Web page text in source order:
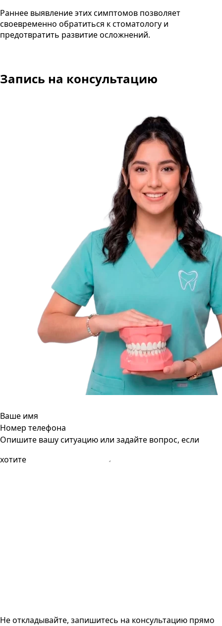
Раннее выявление этих симптомов позволяет
своевременно обратиться к стоматологу и
предотвратить развитие осложнений.
Запись на консультацию
Ваше имя
Номер телефона
Опишите вашу ситуацию или задайте вопрос, если
хотите
Не откладывайте, запишитесь на консультацию прямо